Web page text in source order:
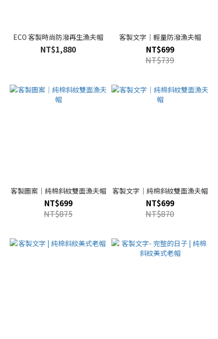
ECO 客製時尚防潑再生漁夫帽
NT$1,880
客製文字｜輕量防潑漁夫帽
NT$699
NT$739
客製圖案｜純棉斜紋雙面漁夫帽
NT$699
NT$875
客製文字｜純棉斜紋雙面漁夫帽
NT$699
NT$870